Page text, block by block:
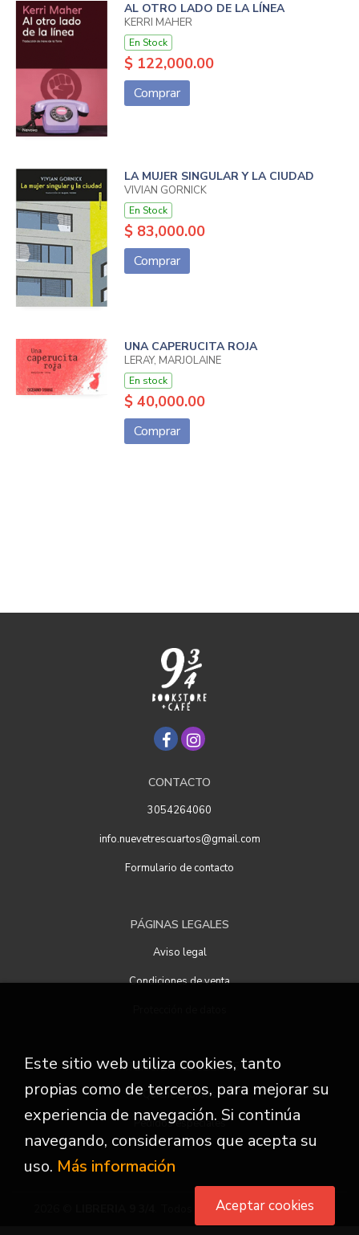
AL OTRO LADO DE LA LÍNEA
KERRI MAHER
En Stock
$ 122,000.00
Comprar
LA MUJER SINGULAR Y LA CIUDAD
VIVIAN GORNICK
En Stock
$ 83,000.00
Comprar
UNA CAPERUCITA ROJA
LERAY, MARJOLAINE
En stock
$ 40,000.00
Comprar
CONTACTO
3054264060
info.nuevetrescuartos@gmail.com
Formulario de contacto
PÁGINAS LEGALES
Aviso legal
Condiciones de venta
ATENCIÓN AL CLIENTE
Quiénes somos
Pedidos especiales
. Todos los Derechos Reservados
Este sitio web utiliza cookies, tanto
propias como de terceros, para mejorar su
experiencia de navegación. Si continúa
navegando, consideramos que acepta su
uso. Más información
Aceptar cookies